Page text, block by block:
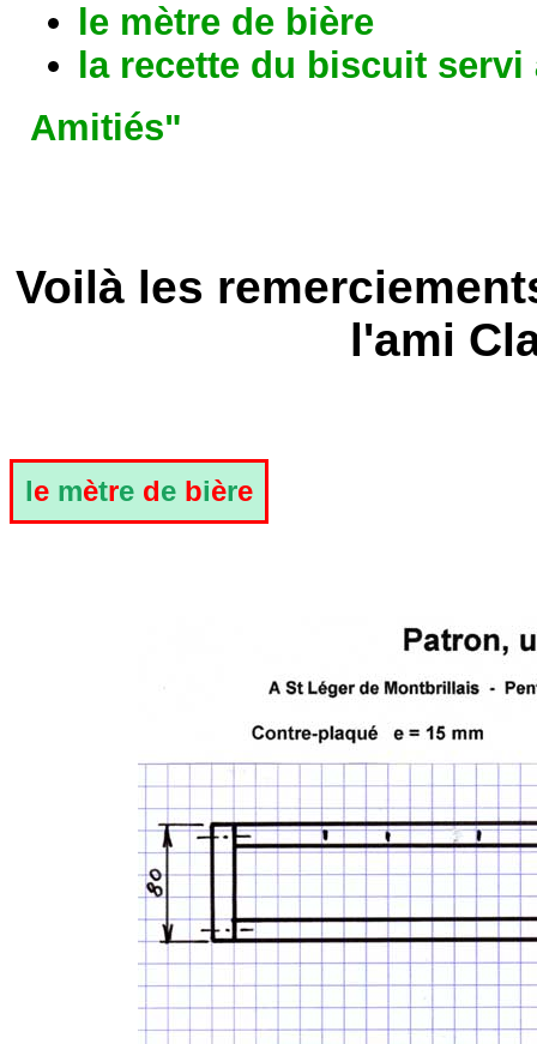
le mètre de bière
la recette du biscuit servi
Amitiés"
Voilà les
l'ami
le mètre de bière